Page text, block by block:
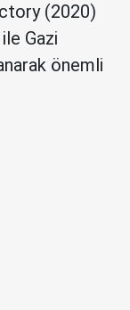
(2020)
Gazi
önemli